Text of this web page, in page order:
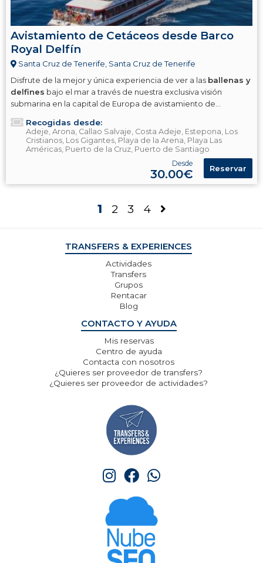
Avistamiento de Cetáceos desde Barco
Royal Delfín
Santa Cruz de Tenerife, Santa Cruz de Tenerife
Disfrute de la mejor y única experiencia de ver a las ballenas y
delfines bajo el mar a través de nuestra exclusiva visión
submarina en la capital de Europa de avistamiento de
Recogidas desde:
Adeje, Arona, Callao Salvaje, Costa Adeje, Estepona, Los
Cristianos, Los Gigantes, Playa de la Arena, Playa Las
Américas, Puerto de la Cruz, Puerto de Santiago
Desde
30.00€ Reservar
1 2 3 4
TRANSFERS & EXPERIENCES
Actividades
Transfers
Grupos
Rentacar
Blog
CONTACTO Y AYUDA
Mis reservas
Centro de ayuda
Contacta con nosotros
¿Quieres ser proveedor de transfers?
¿Quieres ser proveedor de actividades?